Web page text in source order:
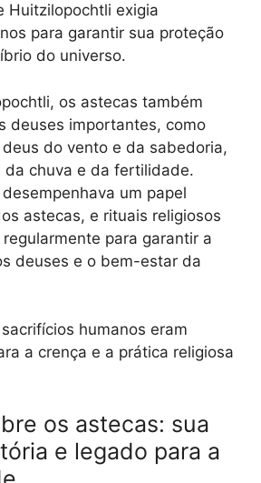
Huitzilopochtli exigia
para garantir sua proteção
do universo.
os astecas também
deuses importantes, como
deus do vento e da sabedoria,
da chuva e da fertilidade.
um papel
astecas, e rituais religiosos
para garantir a
deuses e o bem-estar da
humanos eram
a crença e a prática religiosa
os astecas: sua
e legado para a